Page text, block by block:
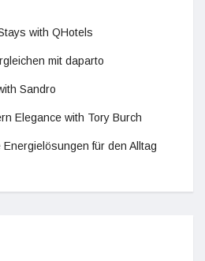
with QHotels
mit daparto
Sandro
Elegance with Tory Burch
für den Alltag